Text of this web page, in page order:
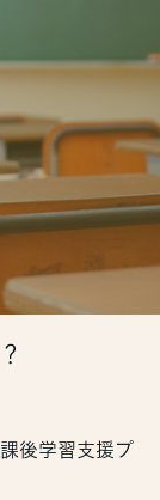
後学習支援プ